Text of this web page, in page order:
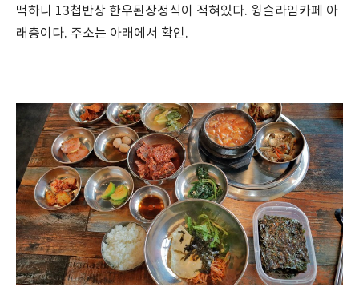
떡하니 13첩반상 한우된장정식이 적혀있다. 윙슬라임카페 아
래층이다. 주소는 아래에서 확인.